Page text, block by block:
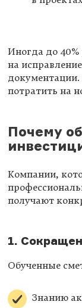
Иногда до 40%
на
потратить на
Почему
Компании,
получают
1.
Обученные
Знанию